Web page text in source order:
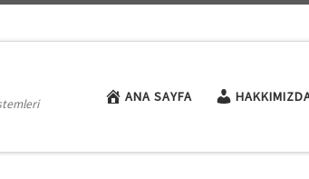
ANA SAYFA